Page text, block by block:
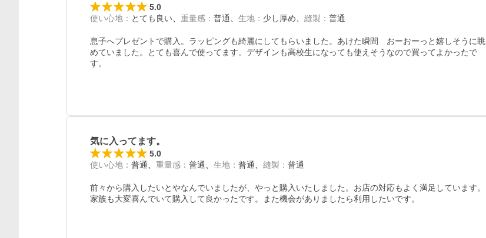
5.0
使い心地 ： とても良い 重量感 ： 普通 生地 ： 少し厚め 縫製 ： 普通
息子へプレゼントで購入。ラッピングも綺麗にしてもらいました。あけた瞬間　おーおーっと嬉しそうに眺
めていました。とても喜んで使ってます。デザインも高校生になっても使えそうなので買ってよかったで
す。
気に入ってます。
5.0
使い心地 ： 普通 重量感 ： 普通 生地 ： 普通 縫製 ： 普通
前々から購入したいとやなんでいましたが、やっと購入いたしました。お店の対応もよく満足しています。
家族も大変喜んでいて購入して良かったです。また機会がありましたら利用したいです。